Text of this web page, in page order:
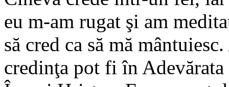
eu m-am rugat şi am
să cred ca să mă
credinţa pot fi în